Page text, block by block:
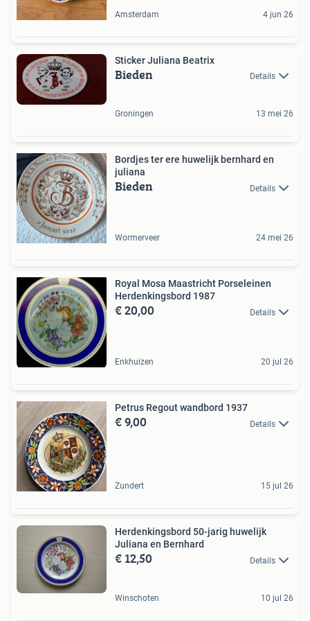
Amsterdam 4 jun 26
Sticker Juliana Beatrix
Bieden Details
Groningen 13 mei 26
Bordjes ter ere huwelijk bernhard en
juliana
Bieden Details
Wormerveer 24 mei 26
Royal Mosa Maastricht Porseleinen
Herdenkingsbord 1987
€ 20,00 Details
Enkhuizen 20 jul 26
Petrus Regout wandbord 1937
€ 9,00 Details
Zundert 15 jul 26
Herdenkingsbord 50-jarig huwelijk
Juliana en Bernhard
€ 12,50 Details
Winschoten 10 jul 26